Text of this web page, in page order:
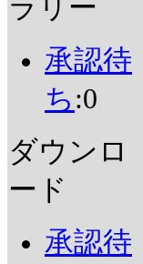
ラリー
承認待
ち :0
ダウンロ
ード
承認待